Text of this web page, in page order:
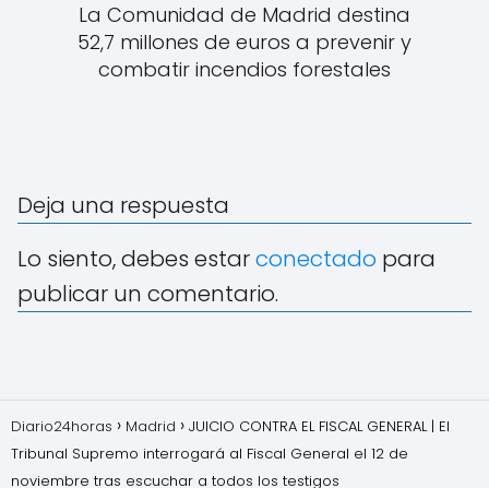
La Comunidad de Madrid destina
52,7 millones de euros a prevenir y
combatir incendios forestales
Deja una respuesta
Lo siento, debes estarconectado para
publicar un comentario.
Diario24horas Madrid
JUICIO CONTRA EL FISCAL GENERAL | El
Tribunal Supremo interrogará al Fiscal General el 12 de
noviembre tras escuchar a todos los testigos